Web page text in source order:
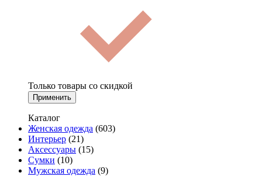
Только товары со скидкой
Применить
Каталог
Женская одежда (603)
Интерьер (21)
Аксессуары (15)
Сумки (10)
Мужская одежда (9)